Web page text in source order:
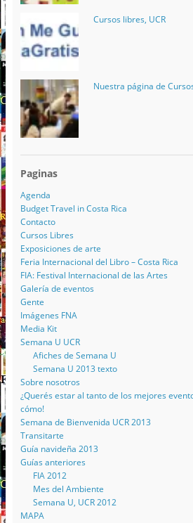
Cursos libres, UCR
Nuestra página de
Paginas
Agenda
Budget Travel in Costa Rica
Contacto
Cursos Libres
Exposiciones de arte
Feria Internacional del Libro – Costa Rica
FIA: Festival Internacional de las Artes
Galería de eventos
Gente
Imágenes FNA
Media Kit
Semana U UCR
Afiches de Semana U
Semana U 2013 texto
Sobre nosotros
¿Querés estar al tanto de los mejores
cómo!
Semana de Bienvenida UCR 2013
Transitarte
Guía navideña 2013
Guías anteriores
FIA 2012
Mes del Ambiente
Semana U, UCR 2012
MAPA